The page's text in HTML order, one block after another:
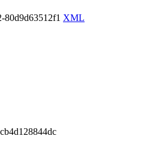
80d9d63512f1 XML